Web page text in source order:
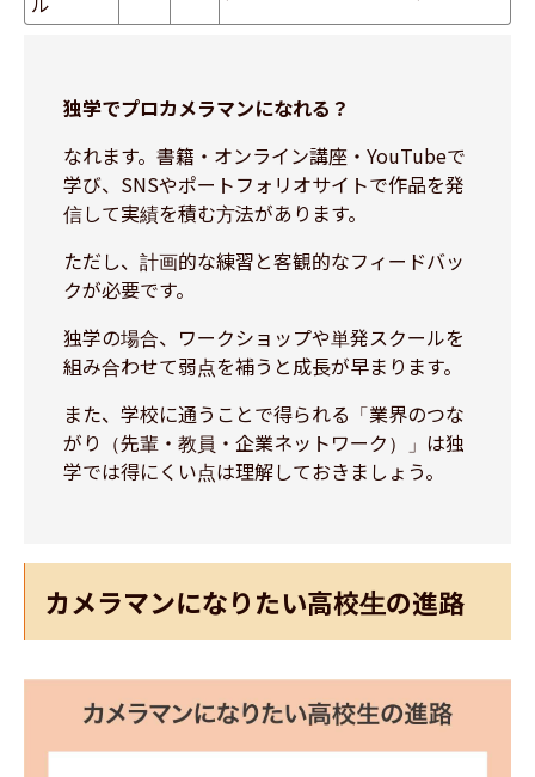
独学でプロカメラマンになれる？
なれます。書籍・オンライン講座・YouTubeで
学び、SNSやポートフォリオサイトで作品を発
信して実績を積む方法があります。
ただし、計画的な練習と客観的なフィードバッ
クが必要です。
独学の場合、ワークショップや単発スクールを
組み合わせて弱点を補うと成長が早まります。
また、学校に通うことで得られる「業界のつな
がり（先輩・教員・企業ネットワーク）」は独
学では得にくい点は理解しておきましょう。
カメラマンになりたい高校生の進路